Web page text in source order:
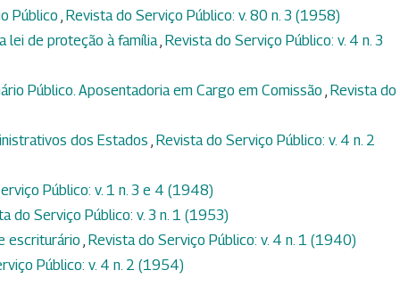
Público Revista do Serviço Público: v. 80 n. 3 (1958)
lei de proteção à família Revista do Serviço Público: v. 4 n. 3
Público. Aposentadoria em Cargo em Comissão Revista do
dos Estados Revista do Serviço Público: v. 4 n. 2
Público: v. 1 n. 3 e 4 (1948)
do Serviço Público: v. 3 n. 1 (1953)
escriturário Revista do Serviço Público: v. 4 n. 1 (1940)
Público: v. 4 n. 2 (1954)